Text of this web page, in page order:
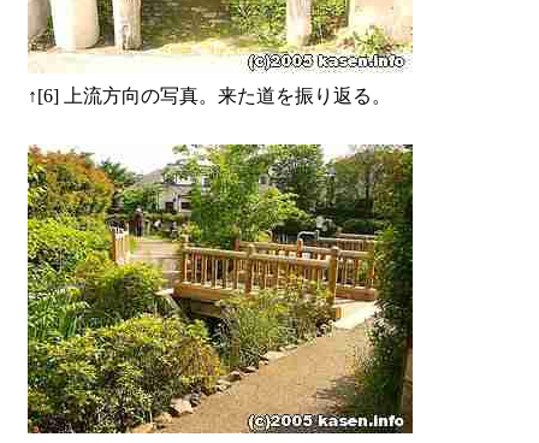
↑[6] 上流方向の写真。来た道を振り返る。